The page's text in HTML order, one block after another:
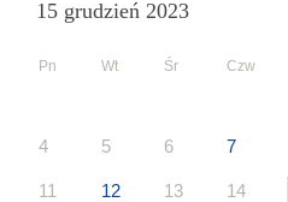
15 grudzień 2023
Pn Wt Śr Czw
4 5 6 7
11 12 13 14